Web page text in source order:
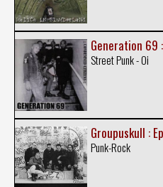
Generation 69
Street Punk - Oi
Groupuskull :
Punk-Rock